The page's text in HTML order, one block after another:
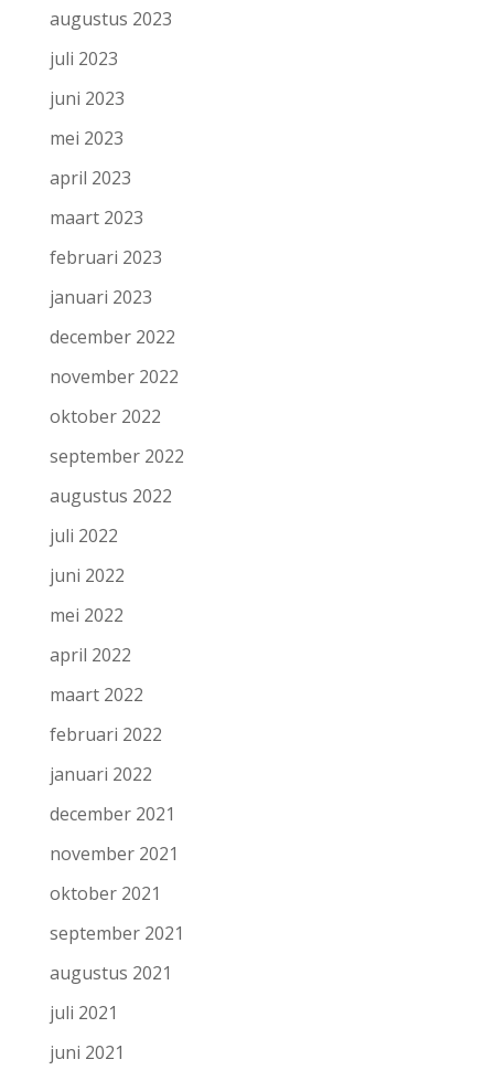
augustus 2023
juli 2023
juni 2023
mei 2023
april 2023
maart 2023
februari 2023
januari 2023
december 2022
november 2022
oktober 2022
september 2022
augustus 2022
juli 2022
juni 2022
mei 2022
april 2022
maart 2022
februari 2022
januari 2022
december 2021
november 2021
oktober 2021
september 2021
augustus 2021
juli 2021
juni 2021